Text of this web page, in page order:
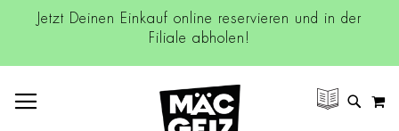
Jetzt Deinen Einkauf online reservieren und in der
Filiale abholen!
SUCHE